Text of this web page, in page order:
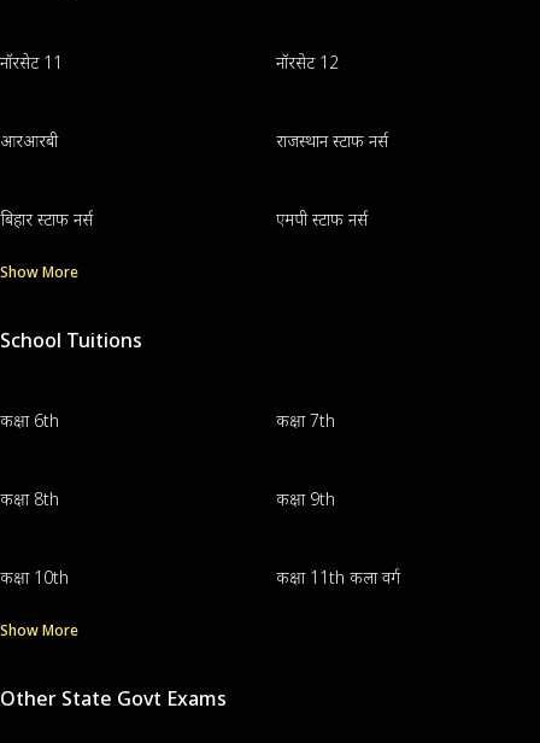
नॉरसेट 11 नॉरसेट 12
आरआरबी राजस्थान स्टाफ नर्स
बिहार स्टाफ नर्स एमपी स्टाफ नर्स
Show More
School Tuitions
कक्षा 6th कक्षा 7th
कक्षा 8th कक्षा 9th
कक्षा 10th कक्षा 11th कला वर्ग
Show More
Other State Govt Exams